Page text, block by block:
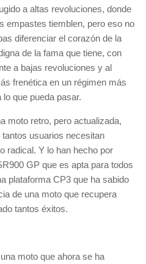
a altas revoluciones, donde
empastes tiemblen, pero eso no
diferenciar el corazón de la
de la fama que tiene, con
a bajas revoluciones y al
frenética en un régimen más
que pueda pasar.
moto retro, pero actualizada,
usuarios necesitan
radical. Y lo han hecho por
GP que es apta para todos
plataforma CP3 que ha sabido
de una moto que recupera
tantos éxitos.
moto que ahora se ha